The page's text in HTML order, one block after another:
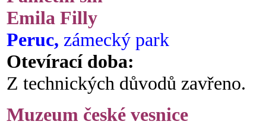
Emila Filly
Peruc, zámecký park
Otevírací doba:
Z technických důvodů zavřeno.
Muzeum české vesnice